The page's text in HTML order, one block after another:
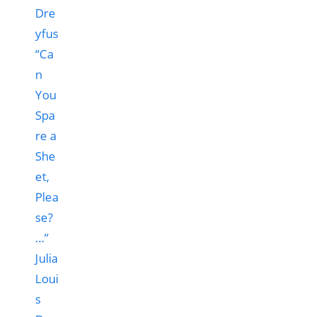
“Ca
n
You
Spa
re a
She
et,
Plea
se?
…”
Julia
Loui
s